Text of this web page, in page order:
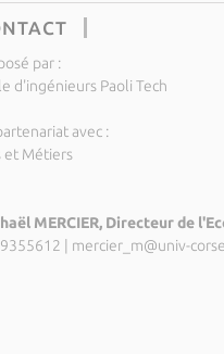
par :
d'ingénieurs Paoli Tech
avec :
et Métiers
MERCIER, Directeur de
mercier_m@univ-